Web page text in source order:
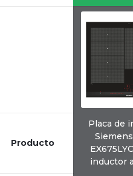
Producto
Placa de
inductor